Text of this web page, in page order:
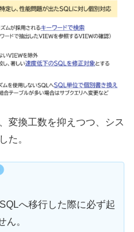
変換工数を抑えつつ、シス
た。
へ移行した際に必ず起
ん。